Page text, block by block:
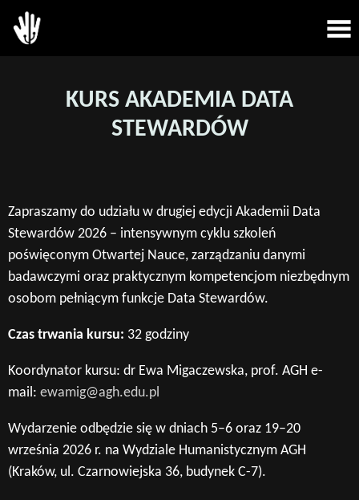
KURS AKADEMIA DATA
STEWARDÓW
Zapraszamy do udziału w drugiej edycji Akademii Data
Stewardów 2026 – intensywnym cyklu szkoleń
poświęconym Otwartej Nauce, zarządzaniu danymi
badawczymi oraz praktycznym kompetencjom niezbędnym
osobom pełniącym funkcje Data Stewardów.
Czas trwania kursu: 32 godziny
Koordynator kursu: dr Ewa Migaczewska, prof. AGH e-
mail: ewamig@agh.edu.pl
Wydarzenie odbędzie się w dniach 5–6 oraz 19–20
września 2026 r. na Wydziale Humanistycznym AGH
(Kraków, ul. Czarnowiejska 36, budynek C-7).